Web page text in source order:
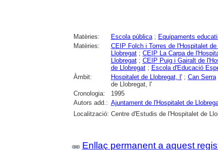
Matèries: Escola pública; Equipaments
Matèries:
CEIP Folch i Torres de l'Hospitalet de
Llobregat; CEIP La Carpa de
Llobregat; CEIP Puig i Gairalt de
de Llobregat; Escola d'Educació
Àmbit:
Hospitalet de Llobregat, l'; Can Serra
de Llobregat, l'
Cronologia:
1995
Autors add.: Ajuntament de l'Hospitalet de
Localització: Centre d'Estudis de l'Hospitalet de
Enllaç permanent a aquest